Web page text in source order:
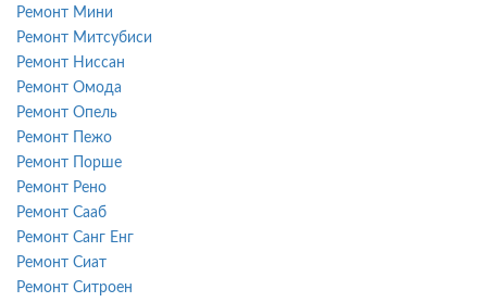
Ремонт Мини
Ремонт Митсубиси
Ремонт Ниссан
Ремонт Омода
Ремонт Опель
Ремонт Пежо
Ремонт Порше
Ремонт Рено
Ремонт Сааб
Ремонт Санг Енг
Ремонт Сиат
Ремонт Ситроен